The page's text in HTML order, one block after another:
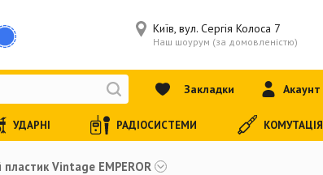
Vintage EMPEROR
Київ, вул. Сергія Колоса 7
Наш шоурум (за домовленістю)
Закладки Акаунт
УДАРНІ РАДІОСИСТЕМИ КОМУТАЦІЯ